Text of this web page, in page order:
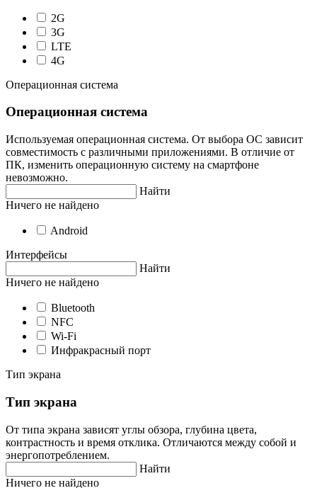
2G
3G
LTE
4G
Операционная система
Операционная система
Используемая операционная система. От выбора ОС зависит
совместимость с различными приложениями. В отличие от
ПК, изменить операционную систему на смартфоне
невозможно.
Найти
Ничего не найдено
Android
Интерфейсы
Найти
Ничего не найдено
Bluetooth
NFC
Wi-Fi
Инфракрасный порт
Тип экрана
Тип экрана
От типа экрана зависят углы обзора, глубина цвета,
контрастность и время отклика. Отличаются между собой и
энергопотреблением.
Найти
Ничего не найдено